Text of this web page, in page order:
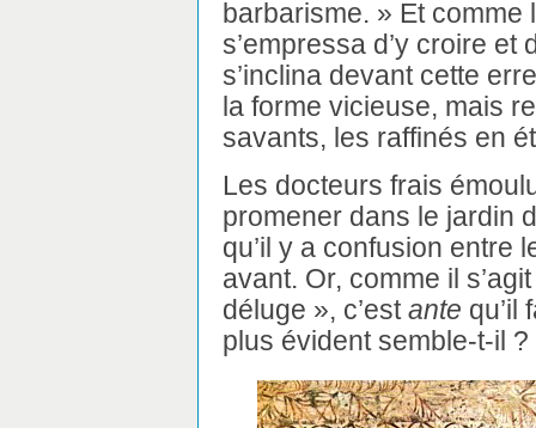
barbarisme. » Et comme
s’empressa d’y croire et
s’inclina devant cette
la forme vicieuse, mais
savants, les raffinés en
Les docteurs frais
promener dans le jardin
qu’il y a confusion entre
avant. Or, comme il
déluge », c’estante qu’il
plus évident semble-t-il ?